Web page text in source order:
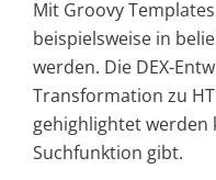
Mit Groovy
beispielsweise in
werden. Die DEX-
Transformation zu
gehighlightet werden
Suchfunktion gibt.